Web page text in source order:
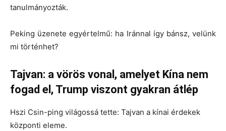
tanulmányozták.
Peking üzenete egyértelmű: ha Iránnal így bánsz, velünk
mi történhet?
Tajvan: a vörös vonal, amelyet Kína nem
fogad el, Trump viszont gyakran átlép
Hszi Csin-ping világossá tette: Tajvan a kínai érdekek
központi eleme.